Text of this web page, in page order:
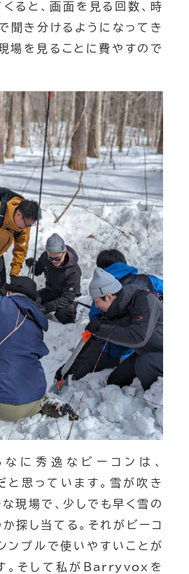
バックカントリー
スノートレッキング
雪崩講習会
チームビルディング
OneDrop+Store
ONLINE Store
ると、画面を見る回数、時
聞き分けるようになってき
場を見ることに費やすので
に秀逸なビーコンは、
思っています。雪が吹き
現場で、少しでも早く雪の
探し当てる。それがビーコ
ンプルで使いやすいことが
。そして私がBarryvoxを